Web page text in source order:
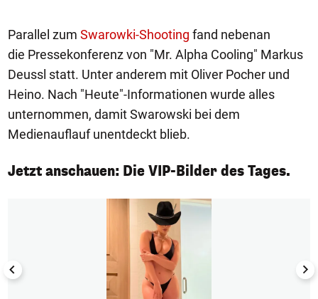
Parallel zum Swarowki-Shooting fand nebenan
die Pressekonferenz von "Mr. Alpha Cooling" Markus
Deussl statt. Unter anderem mit Oliver Pocher und
Heino. Nach "Heute"-Informationen wurde alles
unternommen, damit Swarowski bei dem
Medienauflauf unentdeckt blieb.
Jetzt anschauen: Die VIP-Bilder des Tages.
1/50